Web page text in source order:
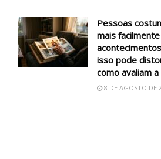
Pessoas
mais
isso pode
como avaliam
8 DE AGOSTO DE